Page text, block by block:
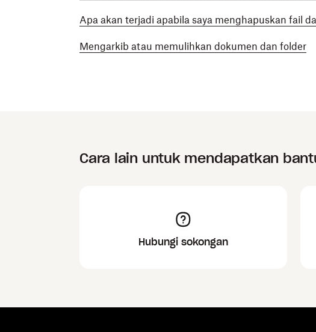
Apa akan terjadi apabila saya menghapuskan fail
Mengarkib atau memulihkan dokumen dan folder
Cara lain untuk mendapatkan
Hubungi sokongan